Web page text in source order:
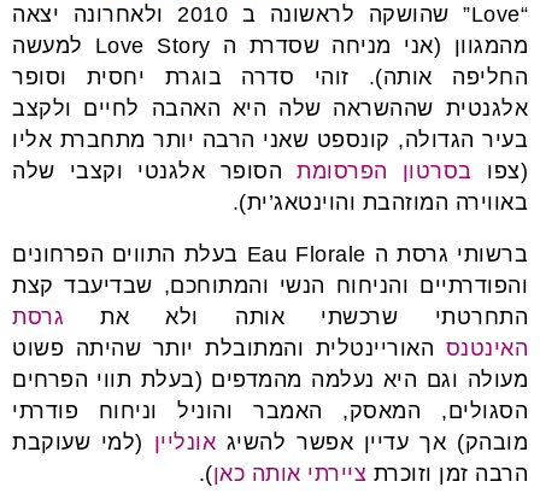
“Love” שהושקה לראשונה ב 2010 ולאחרונה יצאה
מהמגוון (אני מניחה שסדרת ה Love Story למעשה
החליפה אותה). זוהי סדרה בוגרת יחסית וסופר
אלגנטית שההשראה שלה היא האהבה לחיים ולקצב
בעיר הגדולה, קונספט שאני הרבה יותר מתחברת אליו
(צפו בסרטון הפרסומת הסופר אלגנטי וקצבי שלה
באווירה המוזהבת והוינטאג’ית).
ברשותי גרסת ה Eau Florale בעלת התווים הפרחונים
והפודרתיים והניחוח הנשי והמתוחכם, שבדיעבד קצת
התחרטתי שרכשתי אותה ולא את גרסת
האינטנס האוריינטלית והמתובלת יותר שהיתה פשוט
מעולה וגם היא נעלמה מהמדפים (בעלת תווי הפרחים
הסגולים, המאסק, האמבר והוניל וניחוח פודרתי
מובהק) אך עדיין אפשר להשיג אונליין (למי שעוקבת
הרבה זמן וזוכרת ציירתי אותה כאן).